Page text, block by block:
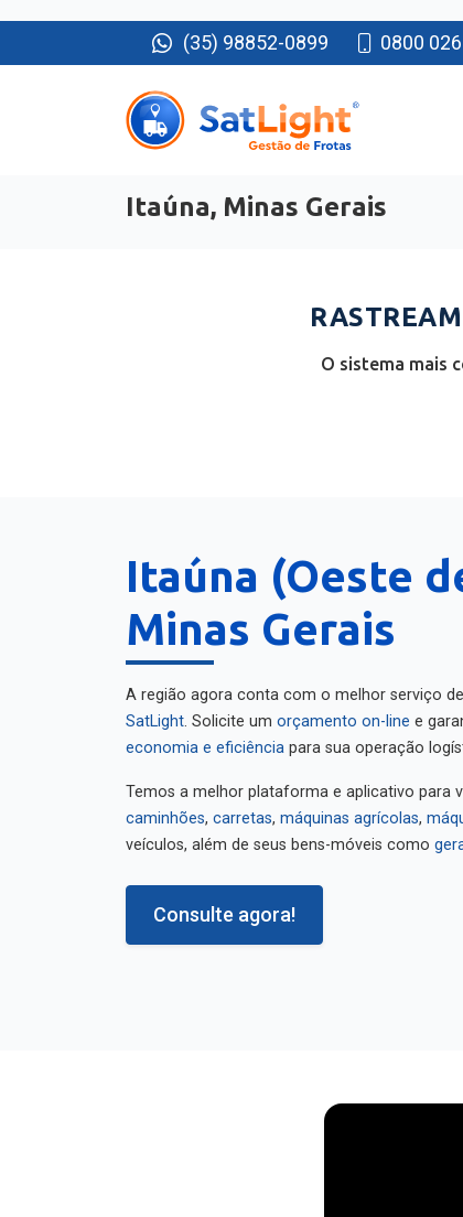
(35) 98852-0899 0800
Itaúna, Minas Gerais
O sistema mais
Itaúna (Oeste
Minas Gerais
A região agora conta com o melhor serviço de
SatLight
. Solicite um orçamento on-line
e
economia e eficiência
para sua operação
Temos a melhor plataforma e aplicativo para
caminhões
máquinas agrícolas
veículos, além de seus bens-móveis como
Consulte agora!